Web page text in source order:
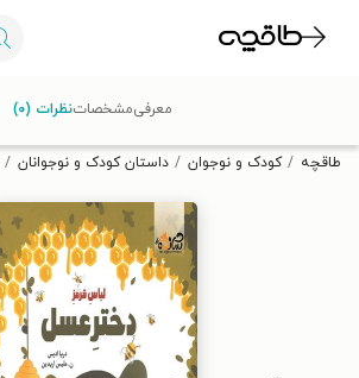
تخفیف از طاقچه دریافت کن.
طاقچه کودک و نوجوان داستان کودک و نوجوانان
معرفیمشخصاتنظرات (۰)